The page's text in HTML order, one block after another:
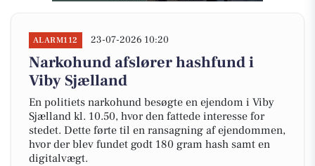
ALARM112 23-07-2026 10:20
Narkohund afslører hashfund i
Viby Sjælland
En politiets narkohund besøgte en ejendom i Viby
Sjælland kl. 10.50, hvor den fattede interesse for
stedet. Dette førte til en ransagning af ejendommen,
hvor der blev fundet godt 180 gram hash samt en
digitalvægt.